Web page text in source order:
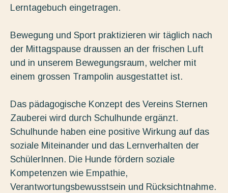
Lerntagebuch eingetragen.
Bewegung und Sport praktizieren wir täglich nach
der Mittagspause draussen an der frischen Luft
und in unserem Bewegungsraum, welcher mit
einem grossen Trampolin ausgestattet ist.
Das pädagogische Konzept des Vereins Sternen
Zauberei wird durch Schulhunde ergänzt.
Schulhunde haben eine positive Wirkung auf das
soziale Miteinander und das Lernverhalten der
SchülerInnen. Die Hunde fördern soziale
Kompetenzen wie Empathie,
Verantwortungsbewusstsein und Rücksichtnahme.